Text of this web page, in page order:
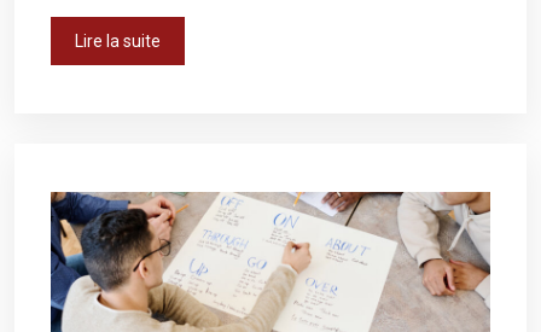
Lire la suite